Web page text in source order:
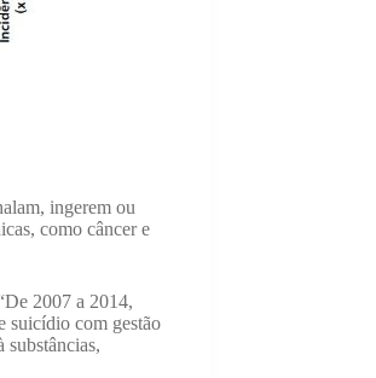
ingerem ou
como câncer e
2007 a 2014,
suicídio com gestão
substâncias,